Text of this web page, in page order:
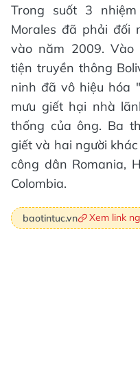
Trong suốt 3
Morales đã phải đối
vào năm 2009. Vào
tiện truyền thông
ninh đã vô hiệu hóa
mưu giết hại nhà
thống của ông. Ba
giết và hai người
công dân Romania,
Colombia.
baotintuc.vn Xem link